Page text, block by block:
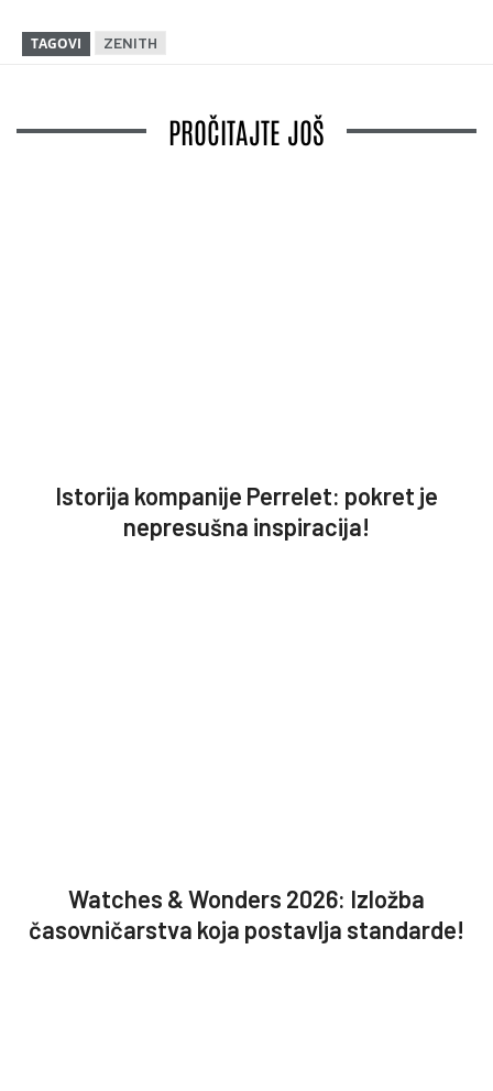
TAGOVI ZENITH
PROČITAJTE JOŠ
Istorija kompanije Perrelet: pokret je
nepresušna inspiracija!
Watches & Wonders 2026: Izložba
časovničarstva koja postavlja standarde!